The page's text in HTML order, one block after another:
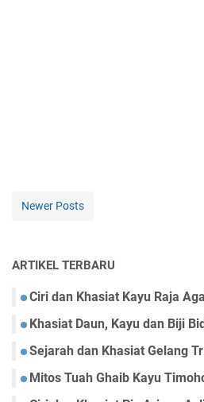
Newer Posts
ARTIKEL TERBARU
Ciri dan Khasiat Kayu Raja
Khasiat Daun, Kayu dan Biji
Sejarah dan Khasiat Gelang
Mitos Tuah Ghaib Kayu